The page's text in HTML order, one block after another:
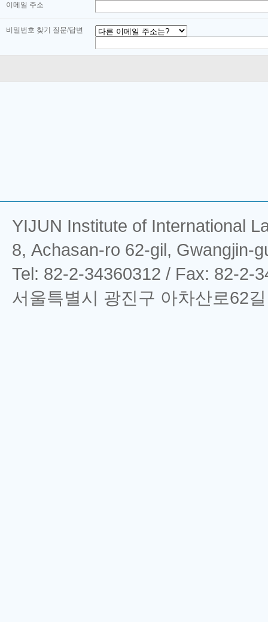
이메일 주소
비밀번호 찾기 질문/답변
YIJUN Institute of International
8, Achasan-ro 62-gil, Gwangjin-
Tel: 82-2-34360312 / Fax: 82-2-
서울특별시 광진구 아차산로62